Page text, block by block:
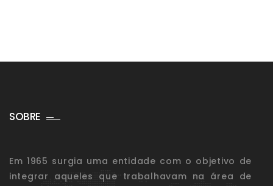
SOBRE
Em 1965 surgia uma entidade com o objetivo de
integrar aqueles que trabalhavam na área de